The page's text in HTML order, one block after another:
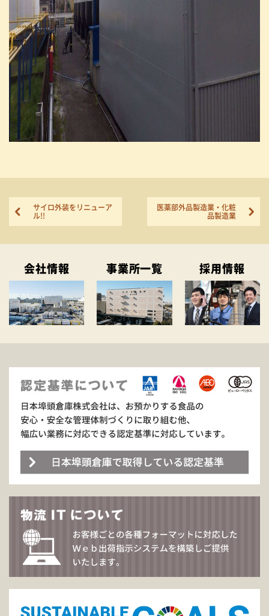
サイロ外装をリニューア
ル!!
医薬部外品製造業・化粧
品製造業
会社情報 事業所一覧 採用情報